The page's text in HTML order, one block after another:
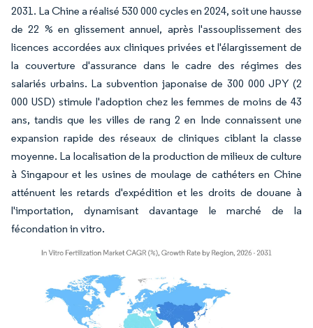
2031. La Chine a réalisé 530 000 cycles en 2024, soit une hausse
de 22 % en glissement annuel, après l'assouplissement des
licences accordées aux cliniques privées et l'élargissement de
la couverture d'assurance dans le cadre des régimes des
salariés urbains. La subvention japonaise de 300 000 JPY (2
000 USD) stimule l'adoption chez les femmes de moins de 43
ans, tandis que les villes de rang 2 en Inde connaissent une
expansion rapide des réseaux de cliniques ciblant la classe
moyenne. La localisation de la production de milieux de culture
à Singapour et les usines de moulage de cathéters en Chine
atténuent les retards d'expédition et les droits de douane à
l'importation, dynamisant davantage le marché de la
fécondation in vitro.